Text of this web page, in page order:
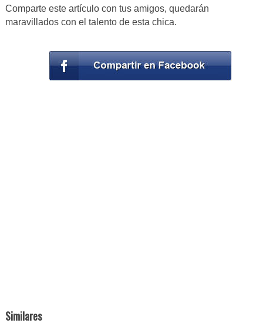
Comparte este artículo con tus amigos, quedarán
maravillados con el talento de esta chica.
Similares